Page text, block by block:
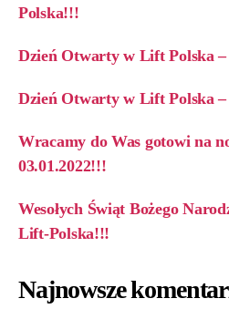
Polska!!!
Dzień Otwarty w Lift Polska –
Dzień Otwarty w Lift Polska –
Wracamy do Was gotowi na
03.01.2022!!!
Wesołych Świąt Bożego
Lift-Polska!!!
Najnowsze